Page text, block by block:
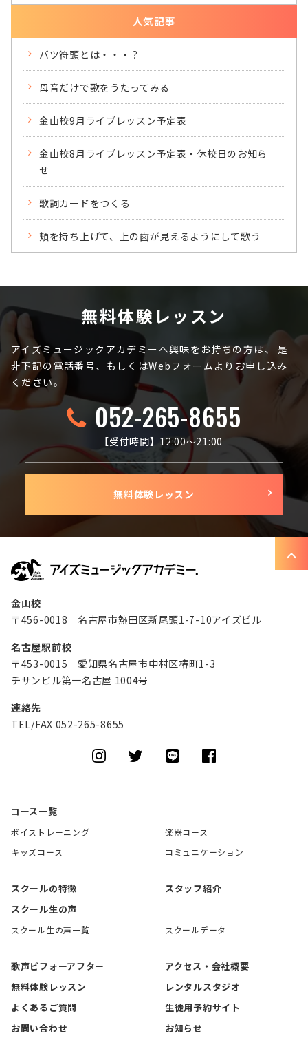
人気記事
バツ符頭とは・・・？
母音だけで歌をうたってみる
金山校9月ライブレッスン予定表
金山校8月ライブレッスン予定表・休校日のお知ら
せ
歌詞カードをつくる
頬を持ち上げて、上の歯が見えるようにして歌う
無料体験レッスン
アイズミュージックアカデミーへ興味をお持ちの方は、
是
非下記の電話番号、もしくはWebフォームよりお申し込み
ください。
052-265-8655
【受付時間】12:00〜21:00
無料体験レッスン
金山校
〒456-0018 名古屋市熱田区新尾頭1-7-10アイズビル
名古屋駅前校
〒453-0015 愛知県名古屋市中村区椿町1-3
チサンビル第一名古屋 1004号
連絡先
TEL/FAX 052-265-8655
コース一覧
ボイストレーニング
楽器コース
キッズコース
コミュニケーション
スクールの特徴
スタッフ紹介
スクール生の声
スクール生の声一覧 スクールデータ
歌声ビフォーアフター
アクセス・会社概要
無料体験レッスン
レンタルスタジオ
よくあるご質問
生徒用予約サイト
お問い合わせ
お知らせ